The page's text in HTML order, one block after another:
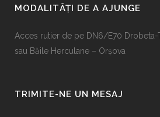
MODALITĂȚI DE A AJUNGE
Acces rutier de pe DN6/E70 Drobeta-
sau Băile Herculane – Orșova
TRIMITE-NE UN MESAJ